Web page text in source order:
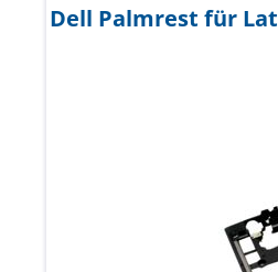
Dell Palmrest für